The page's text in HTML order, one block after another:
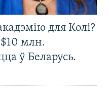
для Колі?
$10 млн.
ў Беларусь.